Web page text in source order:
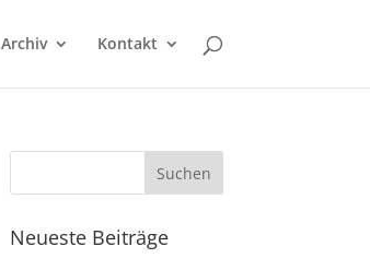
Archiv Kontakt
Neueste Beiträge